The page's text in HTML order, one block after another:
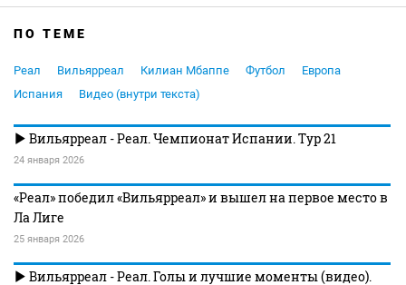
ПО ТЕМЕ
Реал Вильярреал Килиан Мбаппе Футбол
Европа
Испания
Видео (внутри текста)
Вильярреал - Реал. Чемпионат Испании. Тур 21
24 января 2026
«Реал» победил «Вильярреал» и вышел на первое место в
Ла Лиге
25 января 2026
Вильярреал - Реал. Голы и лучшие моменты (видео).